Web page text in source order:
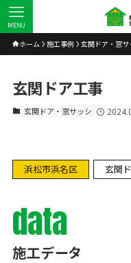
MENU
ホーム 施工事例 玄関ドア・窓サ
玄関ドア工事
玄関ドア・窓サッシ
浜松市浜名区 玄関
data
施工データ